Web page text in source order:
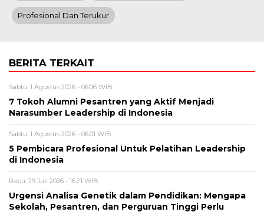
Profesional Dan Terukur
BERITA TERKAIT
Sabtu, 1 Agustus 2026 - 06:06 WIB
7 Tokoh Alumni Pesantren yang Aktif Menjadi
Narasumber Leadership di Indonesia
Sabtu, 1 Agustus 2026 - 06:01 WIB
5 Pembicara Profesional Untuk Pelatihan Leadership
di Indonesia
Rabu, 29 Juli 2026 - 16:21 WIB
Urgensi Analisa Genetik dalam Pendidikan: Mengapa
Sekolah, Pesantren, dan Perguruan Tinggi Perlu